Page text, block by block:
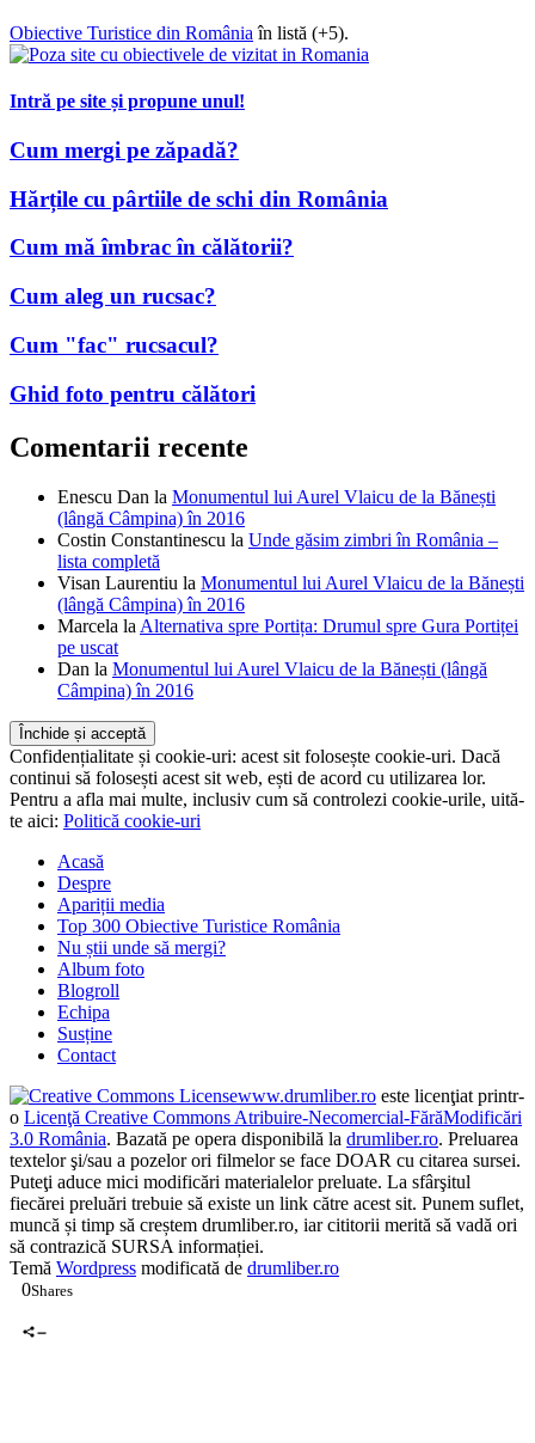
Obiective Turistice din România în listă (+5).
Intră pe site și propune unul!
Cum mergi pe zăpadă?
Hărțile cu pârtiile de schi din România
Cum mă îmbrac în călătorii?
Cum aleg un rucsac?
Cum "fac" rucsacul?
Ghid foto pentru călători
Comentarii recente
Enescu Dan la Monumentul lui Aurel Vlaicu de la Bănești
(lângă Câmpina) în 2016
Costin Constantinescu la Unde găsim zimbri în România –
lista completă
Visan Laurentiu la Monumentul lui Aurel Vlaicu de la Bănești
(lângă Câmpina) în 2016
Marcela laAlternativa spre Portița: Drumul spre Gura Portiței
pe uscat
Dan la Monumentul lui Aurel Vlaicu de la Bănești (lângă
Câmpina) în 2016
Confidențialitate și cookie-uri: acest sit folosește cookie-uri. Dacă
continui să folosești acest sit web, ești de acord cu utilizarea lor.
Pentru a afla mai multe, inclusiv cum să controlezi cookie-urile, uită-
te aici: Politică cookie-uri
Acasă
Despre
Apariții media
Top 300 Obiective Turistice România
Nu știi unde să mergi?
Album foto
Blogroll
Echipa
Susține
Contact
www.drumliber.ro este licenţiat printr-
o Licenţă Creative Commons Atribuire-Necomercial-FărăModificări
3.0 România. Bazată pe opera disponibilă la drumliber.ro. Preluarea
textelor şi/sau a pozelor ori filmelor se face DOAR cu citarea sursei.
Puteţi aduce mici modificări materialelor preluate. La sfârşitul
fiecărei preluări trebuie să existe un link către acest sit. Punem suflet,
muncă și timp să creștem drumliber.ro, iar cititorii merită să vadă ori
să contrazică SURSA informației.
Temă Wordpress modificată de drumliber.ro
0Shares